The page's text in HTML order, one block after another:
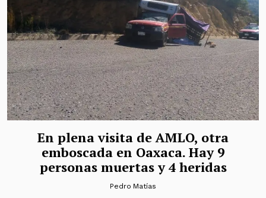
En plena visita de AMLO, otra
emboscada en Oaxaca. Hay 9
personas muertas y 4 heridas
Pedro Matías